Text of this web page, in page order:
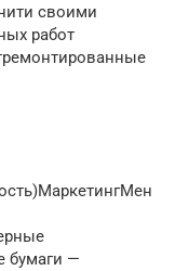
своими
работ
бумаги —